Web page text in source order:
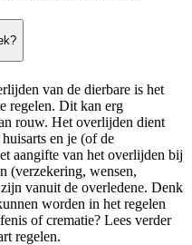
van de dierbare is het
regelen. Dit kan erg
rouw. Het overlijden dient
en je (of de
aangifte van het overlijden bij
(verzekering, wensen,
vanuit de overledene. Denk
worden in het regelen
of crematie? Lees verder
regelen.